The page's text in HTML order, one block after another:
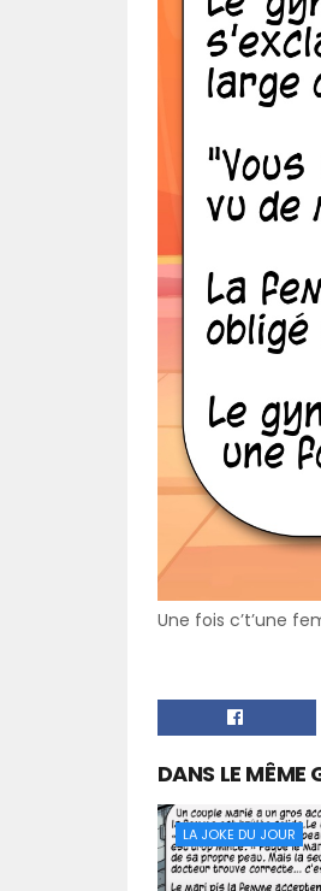
Une fois c’t’une
DANS LE MÊME
LA JOKE DU JOUR